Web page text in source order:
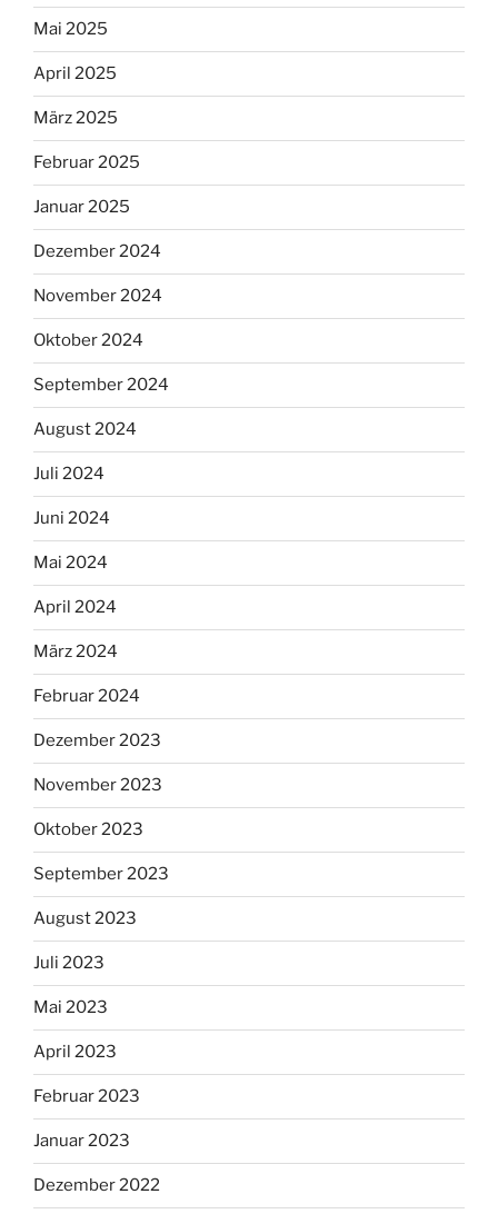
Mai 2025
April 2025
März 2025
Februar 2025
Januar 2025
Dezember 2024
November 2024
Oktober 2024
September 2024
August 2024
Juli 2024
Juni 2024
Mai 2024
April 2024
März 2024
Februar 2024
Dezember 2023
November 2023
Oktober 2023
September 2023
August 2023
Juli 2023
Mai 2023
April 2023
Februar 2023
Januar 2023
Dezember 2022